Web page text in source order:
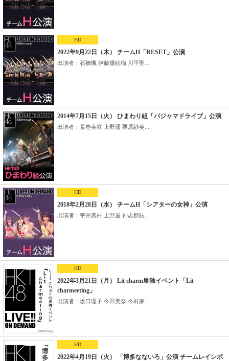
HD
2022年9月22日（木） チームH「RESET」公演
出演者：石橋颯 伊藤優絵瑠 川平聖...
2014年7月15日（火） ひまわり組「パジャマドライブ」公演
出演者：荒巻美咲 上野遥 栗原紗英...
HD
2018年2月28日（水） チームH「シアターの女神」公演
出演者：宇井真白 上野遥 神志那結...
HD
2022年3月21日（月） Lit charm単独イベント「Lit
charmeeting」
出演者：坂口理子 今田美奈 今村麻...
HD
2022年4月19日（火） 「博多なないろ」公演 チームレインボ